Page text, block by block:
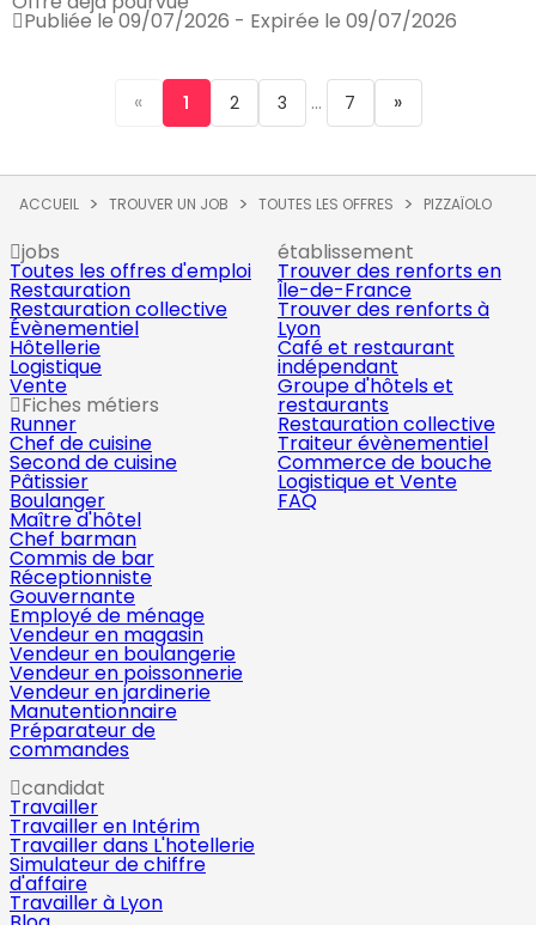
Publiée le 09/07/2026 - Expirée le 09/07/2026
« 1 2 3 ... 7 »
ACCUEIL TROUVER UN JOB TOUTES LES OFFRES PIZZAÏOLO
jobs
Toutes les offres d'emploi
Restauration
Restauration collective
Évènementiel
Hôtellerie
Logistique
Vente
Fiches métiers
Runner
Chef de cuisine
Second de cuisine
Pâtissier
Boulanger
Maître d'hôtel
Chef barman
Commis de bar
Réceptionniste
Gouvernante
Employé de ménage
Vendeur en magasin
Vendeur en boulangerie
Vendeur en poissonnerie
Vendeur en jardinerie
Manutentionnaire
Préparateur de
commandes
établissement
Trouver des renforts en
Île-de-France
Trouver des renforts à
Lyon
Café et restaurant
indépendant
Groupe d'hôtels et
restaurants
Restauration collective
Traiteur évènementiel
Commerce de bouche
Logistique et Vente
FAQ
candidat
Travailler
Travailler en Intérim
Travailler dans L'hotellerie
Simulateur de chiffre
d'affaire
Travailler à Lyon